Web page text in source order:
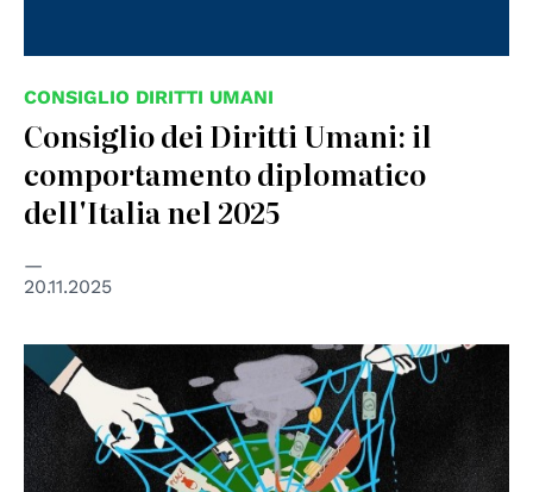
CONSIGLIO DIRITTI UMANI
Consiglio dei Diritti Umani: il
comportamento diplomatico
dell'Italia nel 2025
20.11.2025
© Image made for UN Special Rapporteur on the
Occupied Palestinian Territories by Orbita Creatives
(October 2025)